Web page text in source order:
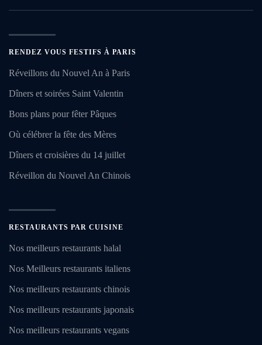
RENDEZ VOUS FESTIFS À PARIS
Réveillons du Nouvel An à Paris
Dîners et soirées Saint Valentin
Bons plans pour fêter Pâques
Où célébrer la fête des Mères
Dîners et croisières du 14 juillet
Réveillon du Nouvel An Chinois
RESTAURANTS PAR CUISINE
Nos meilleurs restaurants halal
Nos Meilleurs restaurants italiens
Nos meilleurs restaurants chinois
Nos meilleurs restaurants japonais
Nos meilleurs restaurants vegans